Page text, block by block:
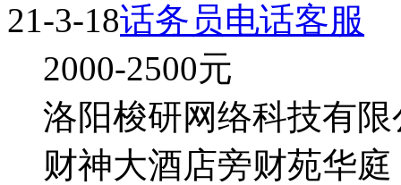
21-3-18话务员电话客服
2000-2500元
洛阳梭研网络科技有
财神大酒店旁财苑华